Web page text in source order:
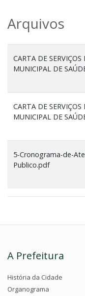
Arquivos
CARTA DE SERVIÇOS
MUNICIPAL DE
CARTA DE SERVIÇOS
MUNICIPAL DE
5-Cronograma-de-
Publico.pdf
A Prefeitura
História da Cidade
Organograma